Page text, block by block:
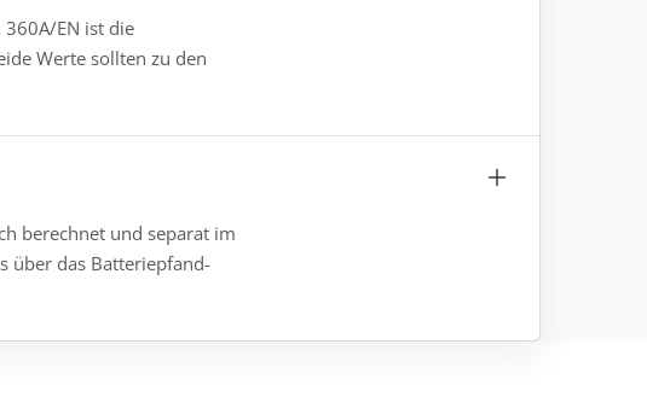
EN ist die
Werte sollten zu den
berechnet und separat im
über das Batteriepfand-